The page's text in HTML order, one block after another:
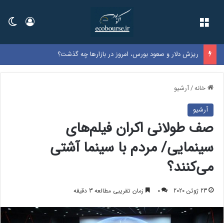
ورود
ریزش دلار و صعود بورس، امروز در بازارها چه گذشت؟
خانه/آرشیو
آرشیو
صف طولانی اکران فیلم‌های
سینمایی/ مردم با سینما آشتی
می‌کنند؟
23 ژوئن 2020 0 زمان تقریبی مطالعه 3 دقیقه